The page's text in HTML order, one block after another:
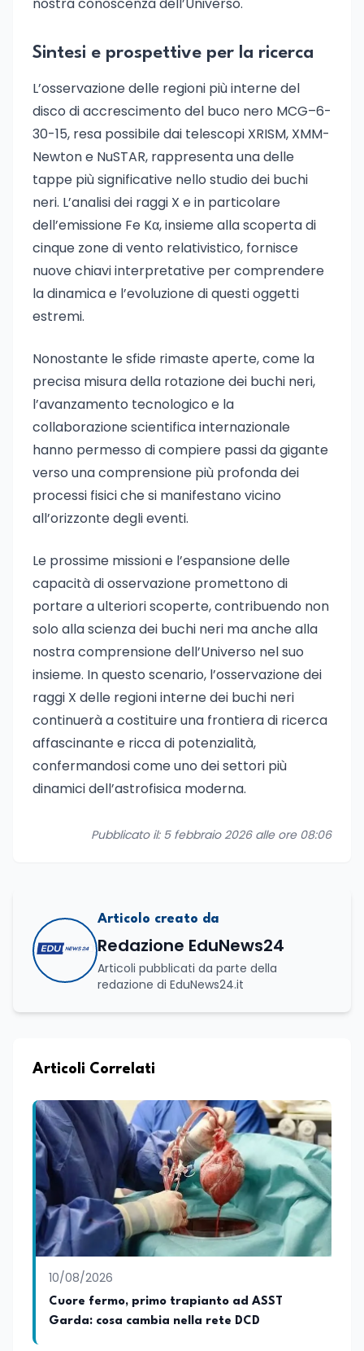
Sintesi e prospettive per la ricerca
L’osservazione delle regioni più interne del
disco di accrescimento del buco nero MCG–6-
30-15, resa possibile dai telescopi XRISM, XMM-
Newton e NuSTAR, rappresenta una delle
tappe più significative nello studio dei buchi
neri. L’analisi dei raggi X e in particolare
dell’emissione Fe Kα, insieme alla scoperta di
cinque zone di vento relativistico, fornisce
nuove chiavi interpretative per comprendere
la dinamica e l’evoluzione di questi oggetti
estremi.
Nonostante le sfide rimaste aperte, come la
precisa misura della rotazione dei buchi neri,
l’avanzamento tecnologico e la
collaborazione scientifica internazionale
hanno permesso di compiere passi da gigante
verso una comprensione più profonda dei
processi fisici che si manifestano vicino
all’orizzonte degli eventi.
Le prossime missioni e l’espansione delle
capacità di osservazione promettono di
portare a ulteriori scoperte, contribuendo non
solo alla scienza dei buchi neri ma anche alla
nostra comprensione dell’Universo nel suo
insieme. In questo scenario, l’osservazione dei
raggi X delle regioni interne dei buchi neri
continuerà a costituire una frontiera di ricerca
affascinante e ricca di potenzialità,
confermandosi come uno dei settori più
dinamici dell’astrofisica moderna.
Pubblicato il: 5 febbraio 2026 alle ore 08:06
Articolo creato da
Redazione EduNews24
Articoli pubblicati da parte della
redazione di EduNews24.it
Articoli Correlati
10/08/2026
Cuore fermo, primo trapianto ad ASST
Garda: cosa cambia nella rete DCD